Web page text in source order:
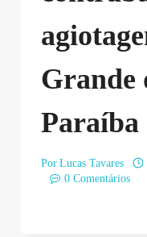
Grande
Paraíba
Por Lucas Tavares
0 Comentários